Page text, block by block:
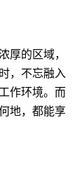
厚的区域，
，不忘融入
作环境。而
地，都能享